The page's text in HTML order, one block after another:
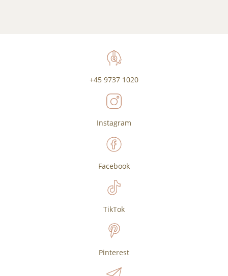
+45 9737 1020
Instagram
Facebook
TikTok
Pinterest